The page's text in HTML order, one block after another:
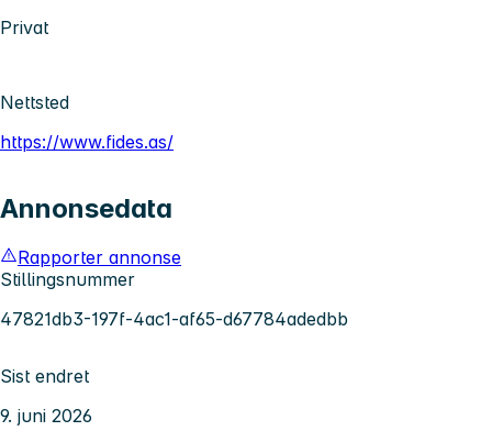
Privat
Nettsted
https://www.fides.as/
Annonsedata
Rapporter annonse
Stillingsnummer
47821db3-197f-4ac1-af65-d67784adedbb
Sist endret
9. juni 2026